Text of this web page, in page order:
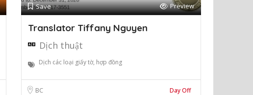
Save Preview
Translator Tiffany Nguyen
Dịch thuật
Dịch các loại giấy tờ, hợp đồng
BC Day Off